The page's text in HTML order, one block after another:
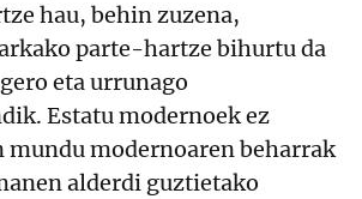
hau, behin zuzena,
parte-hartze bihurtu da
eta urrunago
Estatu modernoek ez
mundu modernoaren beharrak
alderdi guztietako